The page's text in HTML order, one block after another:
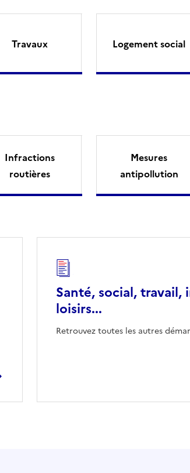
Travaux Logement social
Infractions
routières
Mesures
antipollution
Santé, social, travail,
loisirs...
Retrouvez toutes les autres